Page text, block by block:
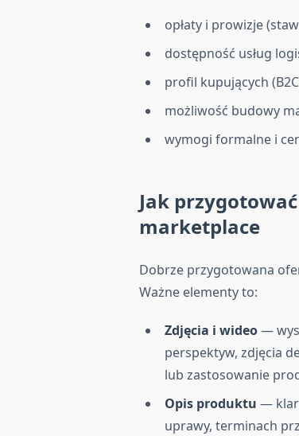
opłaty i prowizje
dostępność usług
profil kupujących
możliwość budowy
wymogi formalne i
Jak
marketplace
Dobrze przygotowana
Ważne elementy to:
Zdjęcia i wideo—
perspektyw, zdjęcia
lub zastosowanie
Opis produktu —
uprawy, terminach